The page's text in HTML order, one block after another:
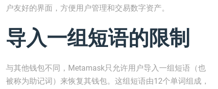
户友好的界面，方便用户管理和交易数字资产。
导入一组短语的限制
与其他钱包不同，Metamask只允许用户导入一组短语（也
被称为助记词）来恢复其钱包。这组短语由12个单词组成，